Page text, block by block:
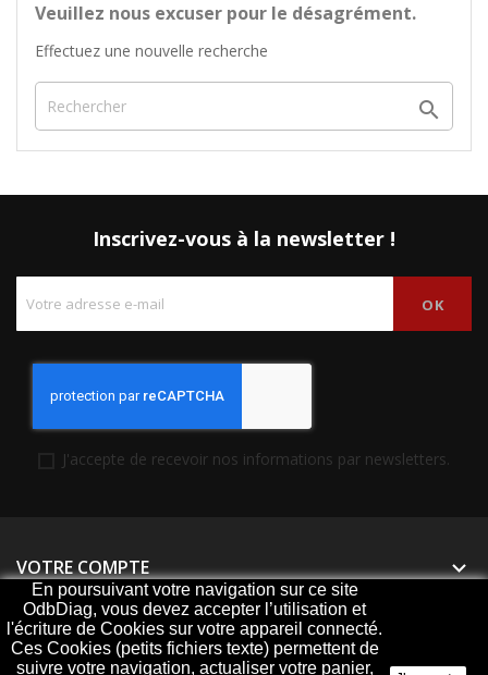
Veuillez nous excuser pour le désagrément.
Effectuez une nouvelle recherche

Inscrivez-vous à la newsletter !
J'accepte de recevoir nos informations par newsletters.
VOTRE COMPTE 
PRODUITS
NOTRE SOCIÉTÉ 
En poursuivant votre navigation sur ce site
OdbDiag, vous devez accepter l’utilisation et
l'écriture de Cookies sur votre appareil connecté.
Ces Cookies (petits fichiers texte) permettent de
suivre votre navigation, actualiser votre panier,